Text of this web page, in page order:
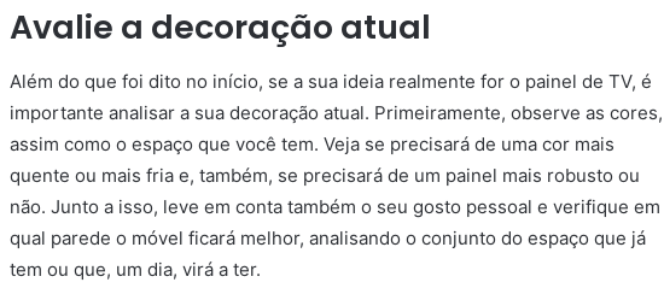
Avalie a decoração atual
Além do que foi dito no início, se a sua ideia realmente for o painel de TV, é
importante analisar a sua decoração atual. Primeiramente, observe as cores,
assim como o espaço que você tem. Veja se precisará de uma cor mais
quente ou mais fria e, também, se precisará de um painel mais robusto ou
não. Junto a isso, leve em conta também o seu gosto pessoal e verifique em
qual parede o móvel ficará melhor, analisando o conjunto do espaço que já
tem ou que, um dia, virá a ter.